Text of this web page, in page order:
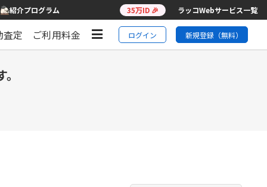
紹介プログラム 35万ID 🎉 ラッコWebサービス一覧
査定 ご利用料金 ログイン 新規登録（無料）